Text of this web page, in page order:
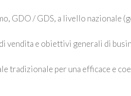
GDO / GDS, a livello nazionale
vendita e obiettivi generali di
tradizionale per una efficace e